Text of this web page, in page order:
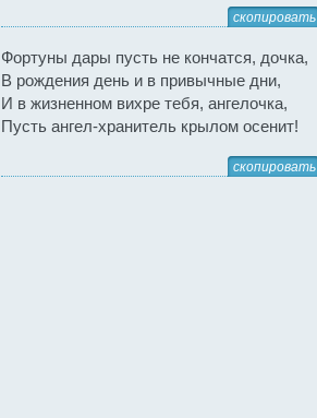
скопировать
Фортуны дары пусть не кончатся, дочка,
В рождения день и в привычные дни,
И в жизненном вихре тебя, ангелочка,
Пусть ангел-хранитель крылом осенит!
скопировать